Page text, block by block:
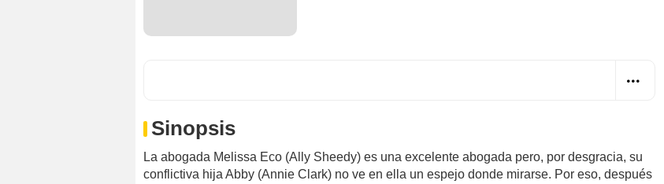
Sinopsis
La abogada Melissa Eco (Ally Sheedy) es una excelente abogada pero, por desgracia, su
conflictiva hija Abby (Annie Clark) no ve en ella un espejo donde mirarse. Por eso, después